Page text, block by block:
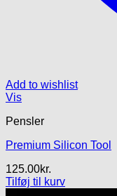
Add to wishlist
Vis
Pensler
Premium Silicon Tool
125.00kr.
Tilføj til kurv